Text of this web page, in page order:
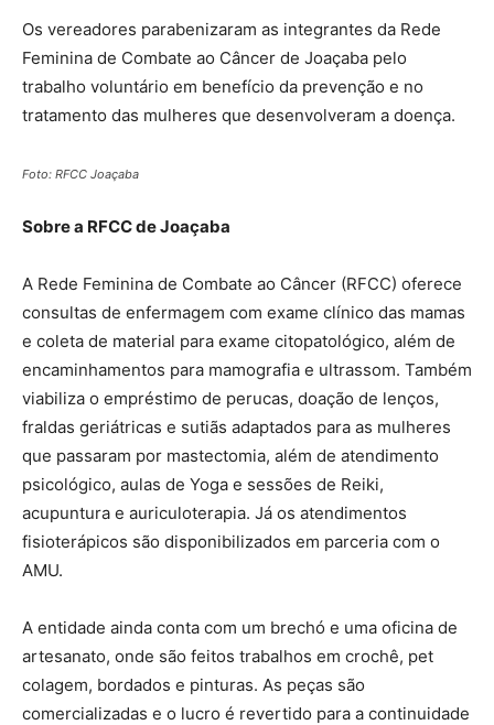
Os vereadores parabenizaram as integrantes da Rede
Feminina de Combate ao Câncer de Joaçaba pelo
trabalho voluntário em benefício da prevenção e no
tratamento das mulheres que desenvolveram a doença.
Foto: RFCC Joaçaba
Sobre a RFCC de Joaçaba
A Rede Feminina de Combate ao Câncer (RFCC) oferece
consultas de enfermagem com exame clínico das mamas
e coleta de material para exame citopatológico, além de
encaminhamentos para mamografia e ultrassom. Também
viabiliza o empréstimo de perucas, doação de lenços,
fraldas geriátricas e sutiãs adaptados para as mulheres
que passaram por mastectomia, além de atendimento
psicológico, aulas de Yoga e sessões de Reiki,
acupuntura e auriculoterapia. Já os atendimentos
fisioterápicos são disponibilizados em parceria com o
AMU.
A entidade ainda conta com um brechó e uma oficina de
artesanato, onde são feitos trabalhos em crochê, pet
colagem, bordados e pinturas. As peças são
comercializadas e o lucro é revertido para a continuidade